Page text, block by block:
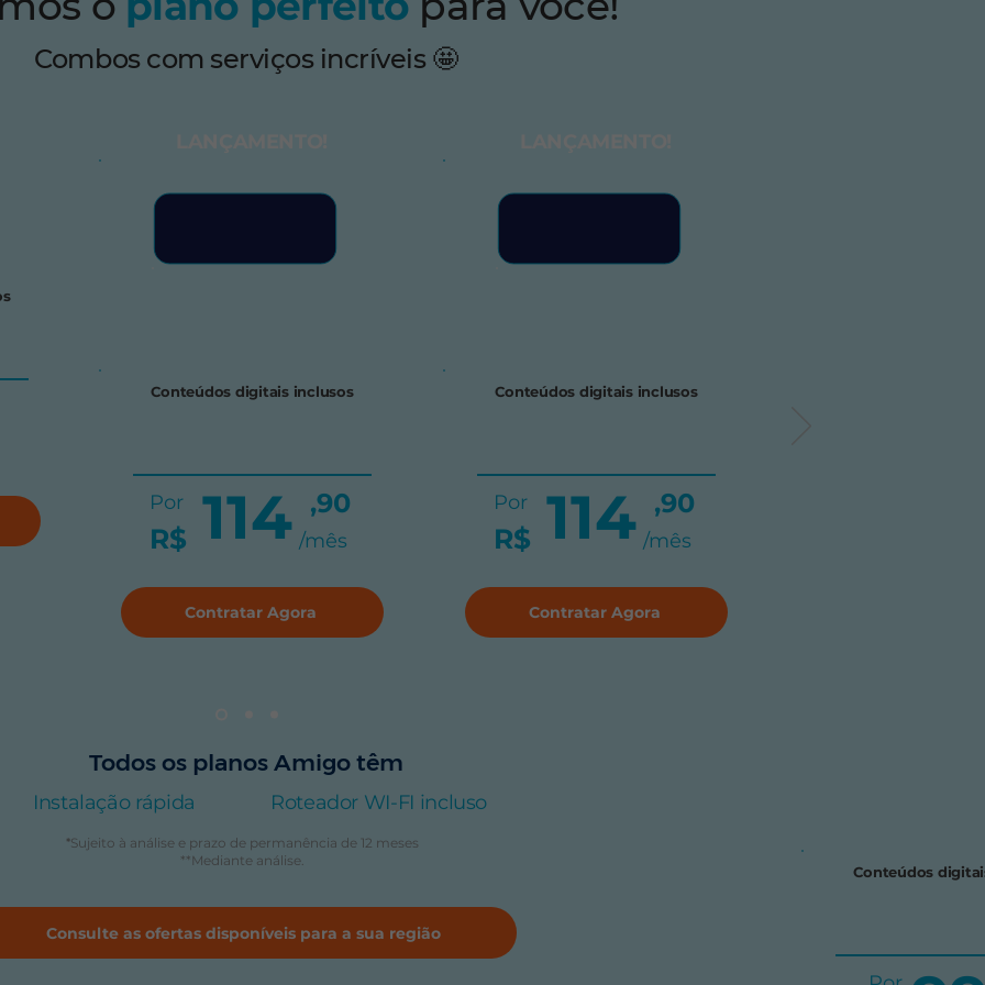
Combos com serviços incríveis 🤩
Conteúdos
Conteúdos digitais inclusos
114
Por
R$
,90
/mês
Contratar Agora
Conteúdos digitais inclusos
114
Por
R$
,90
/mês
Contratar Agora
Todos os planos Amigo têm
Instalação rápida Roteador WI-FI incluso
*Sujeito à análise e prazo de permanência de 12 meses
**Mediante análise.
Consulte as ofertas disponíveis para a sua região